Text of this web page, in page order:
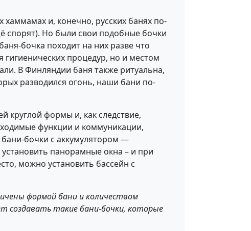
и, конечно, русских банях по-
спорят). Но были свои подобные бочки
бочка походит на них разве что
процедур, но и местом
В Финляндии баня также ритуальна,
разводился огонь, наши бани по-
круглой формы и, как следствие,
функции и коммуникации,
бочки с аккумулятором —
панорамные окна – и при
можно установить бассейн с
формой бани и количеством
создавать такие бани-бочки, которые